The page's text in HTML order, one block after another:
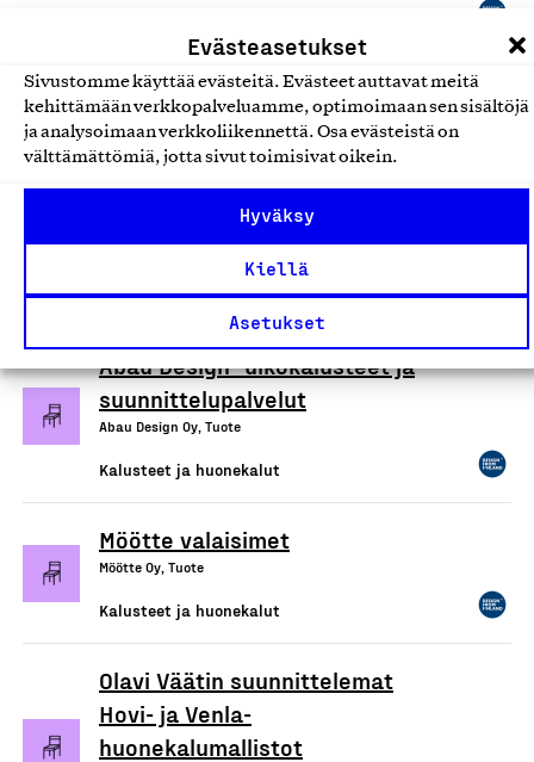
Evästeasetukset
Sivustomme käyttää evästeitä. Evästeet auttavat meitä
kehittämään verkkopalveluamme, optimoimaan sen sisältöjä
ja analysoimaan verkkoliikennettä. Osa evästeistä on
välttämättömiä, jotta sivut toimisivat oikein.
Hyväksy
Kiellä
Asetukset
Samankaltaiset tuotteet tai
Abau Design -ulkokalusteet ja
suunnittelupalvelut
Abau Design Oy, Tuote
Kalusteet ja huonekalut
Möötte valaisimet
Möötte Oy, Tuote
Kalusteet ja huonekalut
Olavi Väätin suunnittelemat
Hovi- ja Venla-
huonekalumallistot